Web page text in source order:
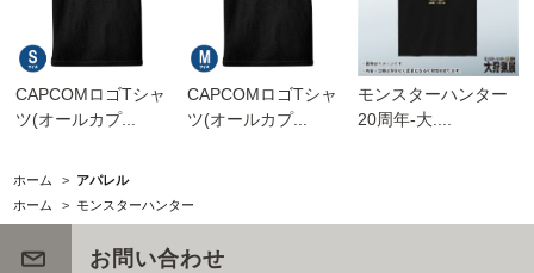
CAPCOMロゴTシャ
ツ(オールカプ...
CAPCOMロゴTシャ
ツ(オールカプ...
モンスターハンター
20周年-大....
ホーム > アパレル
ホーム
> モンスターハンター
お問い合わせ